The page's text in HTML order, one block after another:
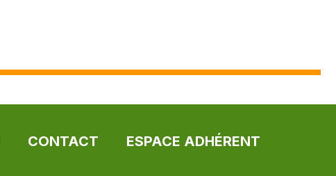
CONTACT ESPACE ADHÉRENT